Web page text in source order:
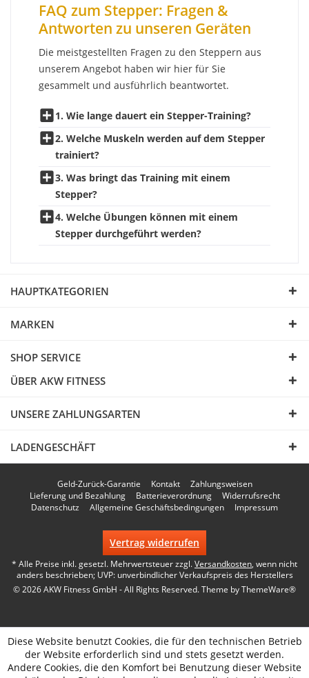
FAQ zum Stepper: Fragen &
Antworten zu unseren Geräten
Die meistgestellten Fragen zu den Steppern aus
unserem Angebot haben wir hier für Sie
gesammelt und ausführlich beantwortet.
1. Wie lange dauert ein Stepper-Training?
2. Welche Muskeln werden auf dem Stepper
trainiert?
3. Was bringt das Training mit einem
Stepper?
4. Welche Übungen können mit einem
Stepper durchgeführt werden?
HAUPTKATEGORIEN
MARKEN
SHOP SERVICE
ÜBER AKW FITNESS
UNSERE ZAHLUNGSARTEN
LADENGESCHÄFT
Geld-Zurück-Garantie Kontakt
Zahlungsweisen
Lieferung und Bezahlung
Batterieverordnung
Widerrufsrecht
Datenschutz
Allgemeine Geschäftsbedingungen Impressum
Vertrag widerrufen
* Alle Preise inkl. gesetzl. Mehrwertsteuer zzgl.Versandkosten, wenn nicht
anders beschrieben; UVP: unverbindlicher Verkaufspreis des Herstellers
© 2026 AKW Fitness GmbH - All Rights Reserved. Theme byThemeWare®
Diese Website benutzt Cookies, die für den technischen Betrieb
der Website erforderlich sind und stets gesetzt werden.
Andere Cookies, die den Komfort bei Benutzung dieser Website